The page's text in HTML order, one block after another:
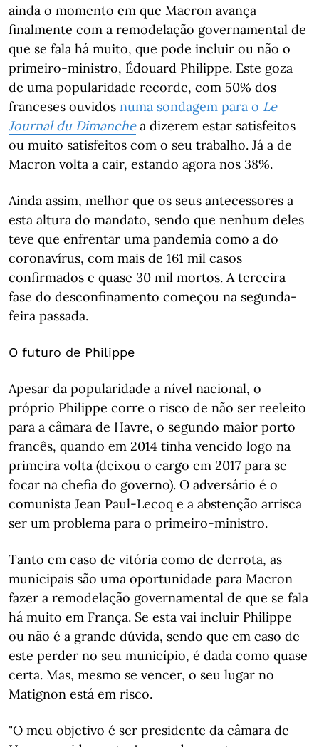
ainda o momento em que Macron avança
finalmente com a remodelação governamental de
que se fala há muito, que pode incluir ou não o
primeiro-ministro, Édouard Philippe. Este goza
de uma popularidade recorde, com 50% dos
franceses ouvidos numa sondagem para o Le
Journal du Dimanchea dizerem estar satisfeitos
ou muito satisfeitos com o seu trabalho. Já a de
Macron volta a cair, estando agora nos 38%.
Ainda assim, melhor que os seus antecessores a
esta altura do mandato, sendo que nenhum deles
teve que enfrentar uma pandemia como a do
coronavírus, com mais de 161 mil casos
confirmados e quase 30 mil mortos. A terceira
fase do desconfinamento começou na segunda-
feira passada.
O futuro de Philippe
Apesar da popularidade a nível nacional, o
próprio Philippe corre o risco de não ser reeleito
para a câmara de Havre, o segundo maior porto
francês, quando em 2014 tinha vencido logo na
primeira volta (deixou o cargo em 2017 para se
focar na chefia do governo). O adversário é o
comunista Jean Paul-Lecoq e a abstenção arrisca
ser um problema para o primeiro-ministro.
Tanto em caso de vitória como de derrota, as
municipais são uma oportunidade para Macron
fazer a remodelação governamental de que se fala
há muito em França. Se esta vai incluir Philippe
ou não é a grande dúvida, sendo que em caso de
este perder no seu município, é dada como quase
certa. Mas, mesmo se vencer, o seu lugar no
Matignon está em risco.
"O meu objetivo é ser presidente da câmara de